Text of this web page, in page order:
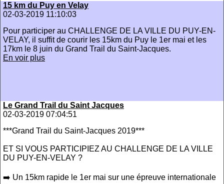
15 km du Puy en Velay
02-03-2019 11:10:03
Pour participer au CHALLENGE DE LA VILLE DU PUY-EN-
VELAY, il suffit de courir les 15km du Puy le 1er mai et les
17km le 8 juin du Grand Trail du Saint-Jacques.
En voir plus
Le Grand Trail du Saint Jacques
02-03-2019 07:04:51
***Grand Trail du Saint-Jacques 2019***
ET SI VOUS PARTICIPIEZ AU CHALLENGE DE LA VILLE
DU PUY-EN-VELAY ?
➡️ Un 15km rapide le 1er mai sur une épreuve internationale